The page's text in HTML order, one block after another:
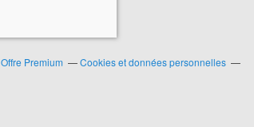
Offre Premium
Cookies et données personnelles